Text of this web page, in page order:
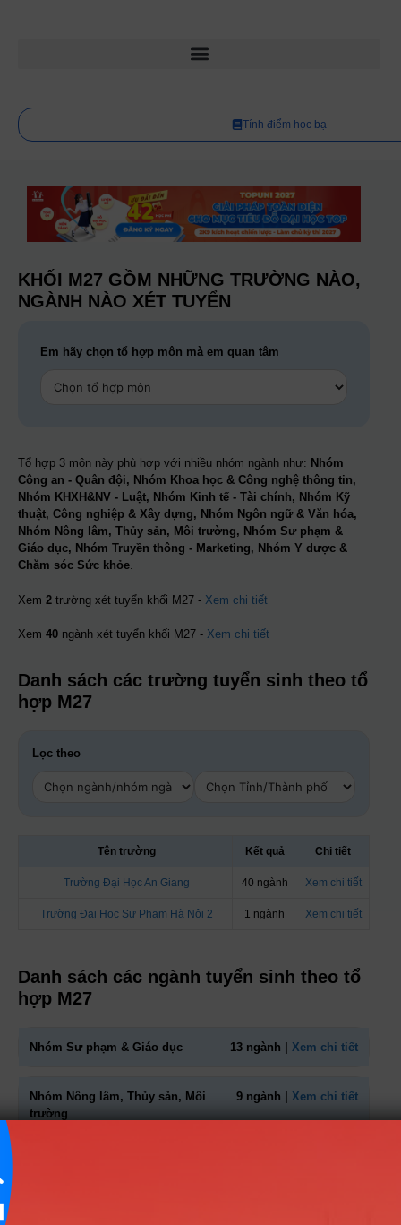
Tính điểm học bạ
KHỐI M27 GỒM NHỮNG TRƯỜNG NÀO,
NGÀNH NÀO XÉT TUYỂN
Em hãy chọn tổ hợp môn mà em quan tâm
Tổ hợp 3 môn này phù hợp với nhiều nhóm ngành như: Nhóm
Công an - Quân đội, Nhóm Khoa học & Công nghệ thông tin,
Nhóm KHXH&NV - Luật, Nhóm Kinh tế - Tài chính, Nhóm Kỹ
thuật, Công nghiệp & Xây dựng, Nhóm Ngôn ngữ & Văn hóa,
Nhóm Nông lâm, Thủy sản, Môi trường, Nhóm Sư phạm &
Giáo dục, Nhóm Truyền thông - Marketing, Nhóm Y dược &
Chăm sóc Sức khỏe.
Xem 2 trường xét tuyển khối M27 - Xem chi tiết
Xem 40 ngành xét tuyển khối M27 - Xem chi tiết
Danh sách các trường tuyển sinh theo tổ
hợp M27
Lọc theo
Tên trường Kết quả Chi tiết
Trường Đại Học An Giang 40 ngành Xem chi tiết
Trường Đại Học Sư Phạm Hà Nội 2 1 ngành Xem chi tiết
Danh sách các ngành tuyển sinh theo tổ
hợp M27
Nhóm Sư phạm & Giáo dục 13 ngành | Xem chi tiết
Nhóm Nông lâm, Thủy sản, Môi
trường
9 ngành | Xem chi tiết